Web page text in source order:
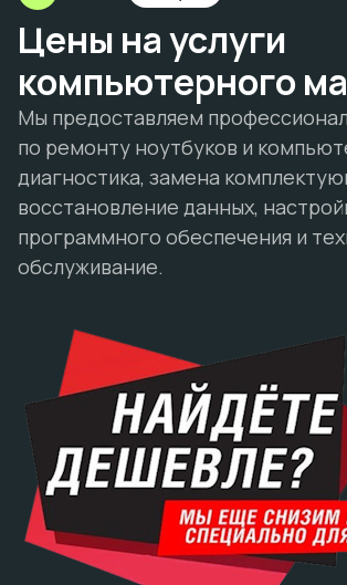
Цены на услуги
компьютерного
Мы предоставляем
по ремонту ноутбуков и
диагностика, замена
восстановление данных,
программного обеспечения и
обслуживание.